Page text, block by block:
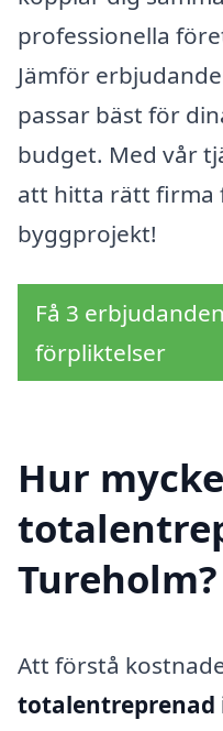
professionella
Jämför
passar bäst för
budget. Med vår
att hitta rätt firma
byggprojekt!
Få 3
förpliktelser
Hur
Tureholm?
Att förstå
totalentreprenad